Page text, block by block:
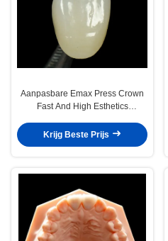
Aanpasbare Emax Press Crown
Fast And High Esthetics
Krijg Beste Prijs